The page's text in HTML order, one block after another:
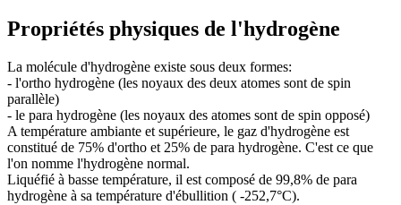
Propriétés physiques de l'hydrogène
La molécule d'hydrogène existe sous deux formes:
- l'ortho hydrogène (les noyaux des deux atomes sont de spin
parallèle)
- le para hydrogène (les noyaux des atomes sont de spin opposé)
A température ambiante et supérieure, le gaz d'hydrogène est
constitué de 75% d'ortho et 25% de para hydrogène. C'est ce que
l'on nomme l'hydrogène normal.
Liquéfié à basse température, il est composé de 99,8% de para
hydrogène à sa température d'ébullition ( -252,7°C).